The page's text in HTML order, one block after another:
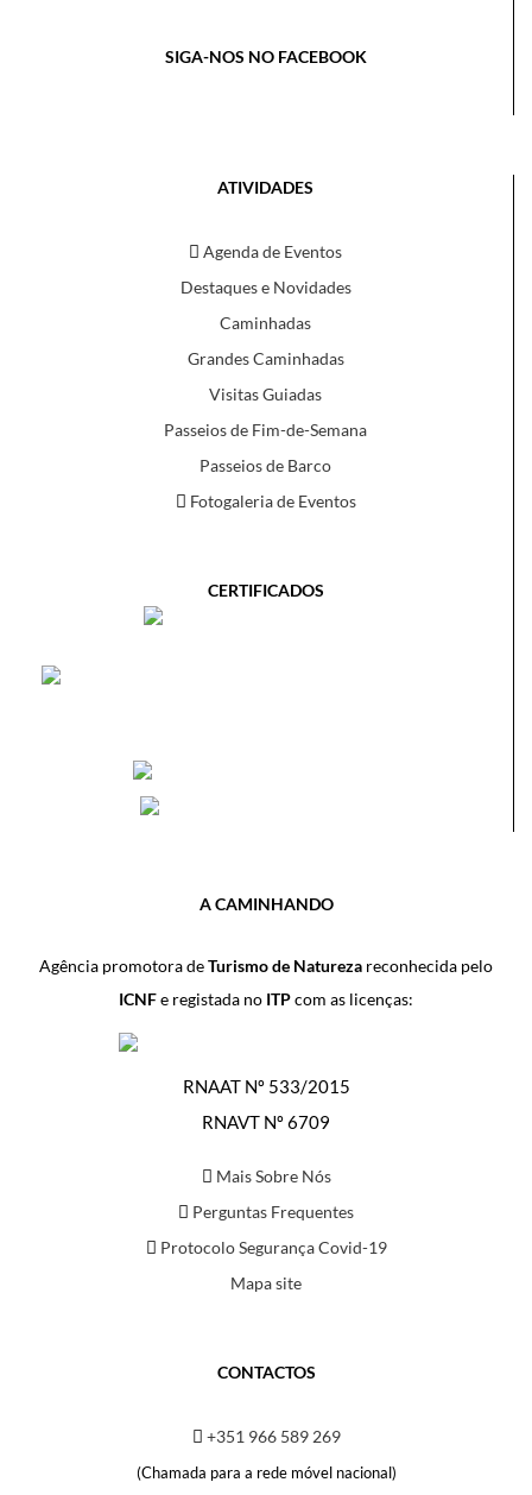
SIGA-NOS NO FACEBOOK
ATIVIDADES
Agenda de Eventos
Destaques e Novidades
Caminhadas
Grandes Caminhadas
Visitas Guiadas
Passeios de Fim-de-Semana
Passeios de Barco
Fotogaleria de Eventos
CERTIFICADOS
A CAMINHANDO
Agência promotora deTurismo de Natureza reconhecida pelo
ICNFe registada no ITPcom as licenças:
RNAAT Nº 533/2015
RNAVT Nº 6709
Mais Sobre Nós
Perguntas Frequentes
Protocolo Segurança Covid-19
Mapa site
CONTACTOS
+351 966 589 269
(Chamada para a rede móvel nacional)